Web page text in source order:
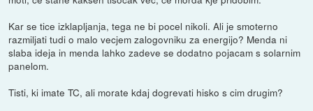
Kar se tice izklapljanja, tega ne bi pocel nikoli. Ali je smoterno
razmiljati tudi o malo vecjem zalogovniku za energijo? Menda ni
slaba ideja in menda lahko zadeve se dodatno pojacam s solarnim
panelom.
Tisti, ki imate TC, ali morate kdaj dogrevati hisko s cim drugim?